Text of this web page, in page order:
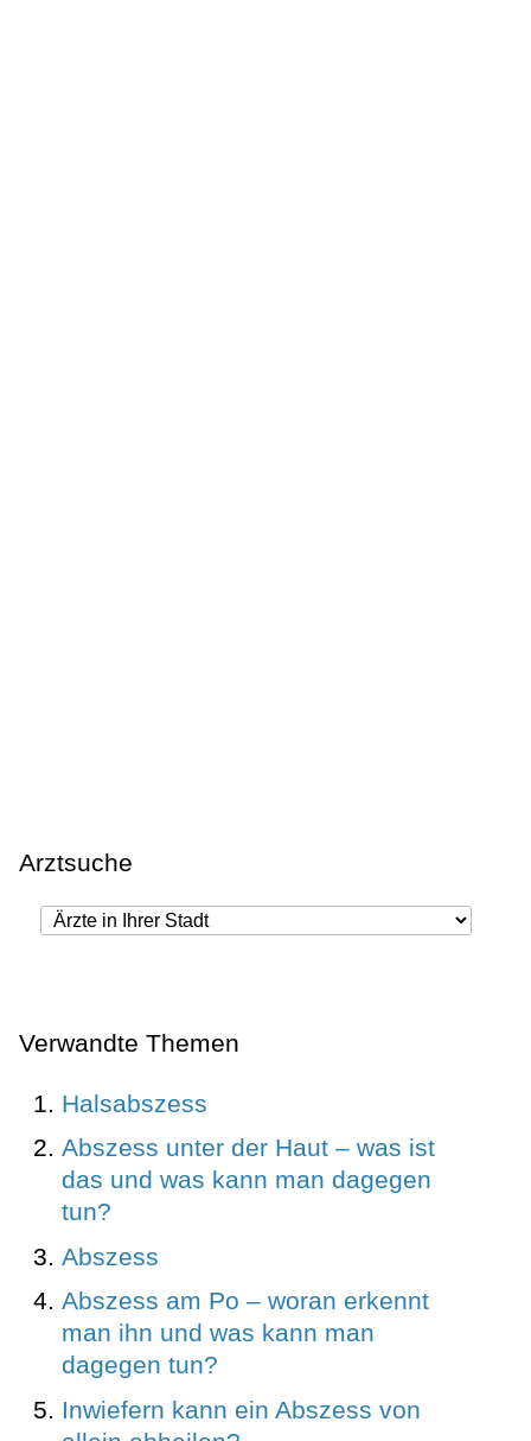
Arztsuche
Verwandte Themen
Halsabszess
Abszess unter der Haut – was ist
das und was kann man dagegen
tun?
Abszess
Abszess am Po – woran erkennt
man ihn und was kann man
dagegen tun?
Inwiefern kann ein Abszess von